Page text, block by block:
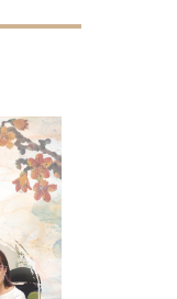
圖/光明寺提供